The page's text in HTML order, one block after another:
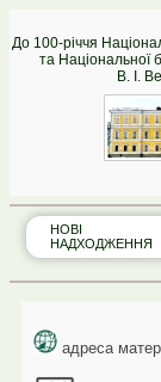
До 100-річчя
та Національної
В. І.
НОВІ
НАДХОДЖЕННЯ
адреса